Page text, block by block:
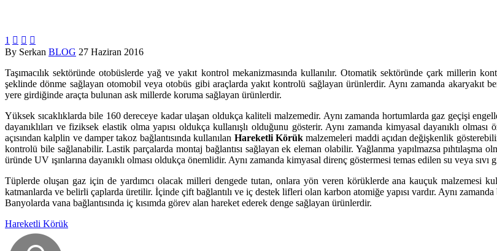
1   
By Serkan BLOG 27 Haziran 2016
Taşımacılık sektöründe otobüslerde yağ ve yakıt kontrol mekanizmasında kullanılır. Otomatik sektöründe çark millerin
şeklinde dönme sağlayan otomobil veya otobüs gibi araçlarda yakıt kontrolü sağlayan ürünlerdir. Aynı zamanda akaryakıt
yere girdiğinde araçta bulunan ask millerde koruma sağlayan ürünlerdir.
Yüksek sıcaklıklarda bile 160 dereceye kadar ulaşan oldukça kaliteli malzemedir. Aynı zamanda hortumlarda gaz geçişi
dayanıklıları ve fiziksek elastik olma yapısı oldukça kullanışlı olduğunu gösterir. Aynı zamanda kimyasal dayanıklı
açısından kalplin ve damper takoz bağlantısında kullanılan Hareketli Körükmalzemeleri maddi açıdan değişkenlik
kontrolü bile sağlanabilir. Lastik parçalarda montaj bağlantısı sağlayan ek eleman olabilir. Yağlanma yapılmazsa
üründe UV ışınlarına dayanıklı olması oldukça önemlidir. Aynı zamanda kimyasal direnç göstermesi temas edilen su veya
Tüplerde oluşan gaz için de yardımcı olacak milleri dengede tutan, onlara yön veren körüklerde ana kauçuk malzemesi
katmanlarda ve belirli çaplarda üretilir. İçinde çift bağlantılı ve iç destek lifleri olan karbon atomiğe yapısı vardır. Aynı
Banyolarda vana bağlantısında iç kısımda görev alan hareket ederek denge sağlayan ürünlerdir.
Hareketli Körük